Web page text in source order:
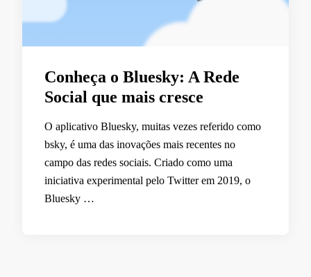
Conheça o Bluesky: A Rede
Social que mais cresce
O aplicativo Bluesky, muitas vezes referido como
bsky, é uma das inovações mais recentes no
campo das redes sociais. Criado como uma
iniciativa experimental pelo Twitter em 2019, o
Bluesky …